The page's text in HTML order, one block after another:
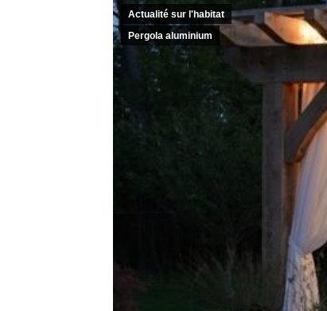
Actualité sur l'habitat
Pergola aluminium